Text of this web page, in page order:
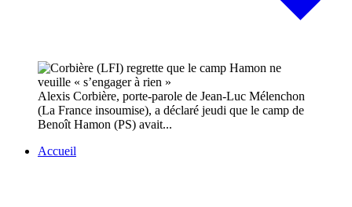
Alexis Corbière, porte-parole de Jean-Luc Mélenchon
(La France insoumise), a déclaré jeudi que le camp de
Benoît Hamon (PS) avait...
Accueil